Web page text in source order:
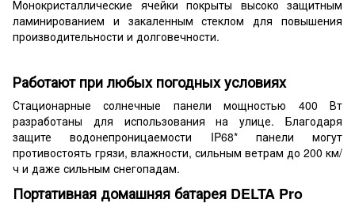
Монокристаллические ячейки покрыты высоко защитным
ламинированием и закаленным стеклом для повышения
производительности и долговечности.
Работают при любых погодных условиях
Стационарные солнечные панели мощностью 400 Вт
разработаны для использования на улице. Благодаря
защите водонепроницаемости IP68* панели могут
противостоять грязи, влажности, сильным ветрам до 200 км/
ч и даже сильным снегопадам.
Портативная домашняя батарея DELTA Pro